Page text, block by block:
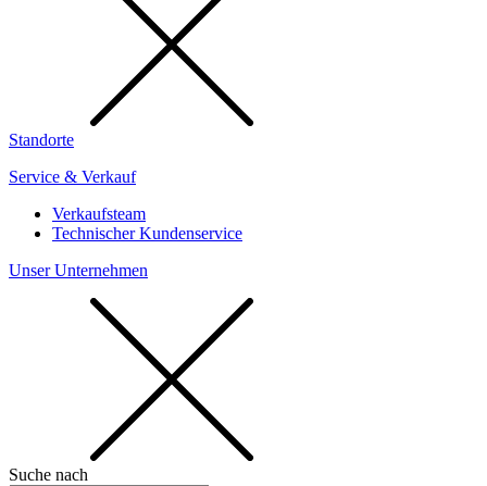
Standorte
Service & Verkauf
Verkaufsteam
Technischer Kundenservice
Unser Unternehmen
Suche nach